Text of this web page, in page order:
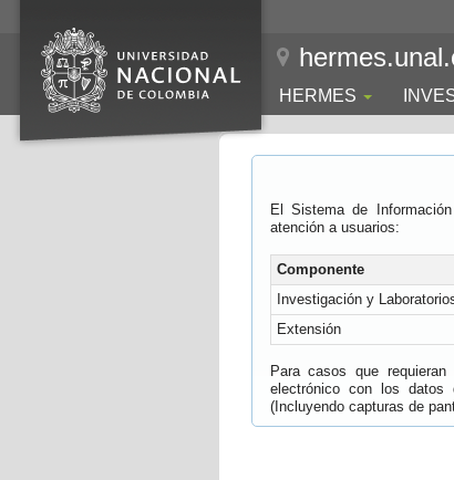
HERMES
El Sistema de
atención a usuarios:
Componente
Investigación y
Extensión
Para casos que
electrónico con los datos
(Incluyendo capturas de